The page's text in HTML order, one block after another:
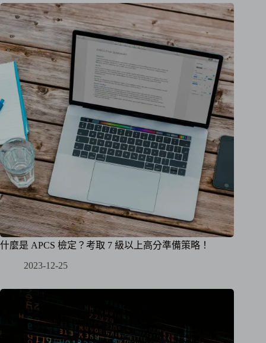
什麼是 APCS 檢定？考取 7 級以上高分準備策略！
2023-12-25